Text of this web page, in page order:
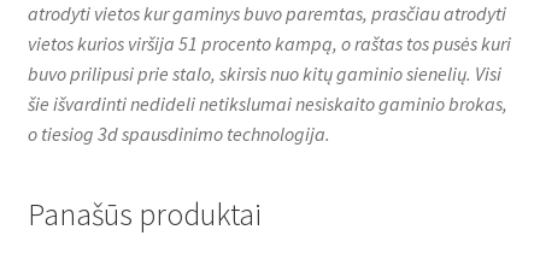
atrodyti vietos kur gaminys buvo paremtas, prasčiau atrodyti
vietos kurios viršija 51 procento kampą, o raštas tos pusės kuri
buvo prilipusi prie stalo, skirsis nuo kitų gaminio sienelių. Visi
šie išvardinti nedideli netikslumai nesiskaito gaminio brokas,
o tiesiog 3d spausdinimo technologija.
Panašūs produktai